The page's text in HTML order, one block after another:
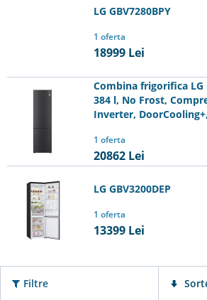
LG GBV7280BPY
1 oferta
18999 Lei
Combina frigorifica LG
384 l, No Frost,
Inverter,
1 oferta
20862 Lei
LG GBV3200DEP
1 oferta
13399 Lei
Filtre